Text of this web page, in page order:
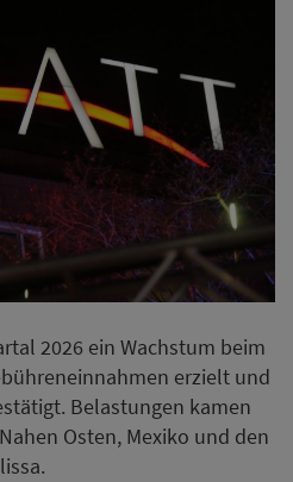
2026 ein Wachstum beim
erzielt und
Belastungen kamen
Osten, Mexiko und den